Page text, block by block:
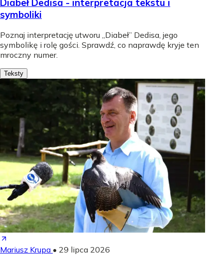
Diabeł Dedisa - interpretacja tekstu i
symboliki
Poznaj interpretację utworu „Diabeł” Dedisa, jego
symbolikę i rolę gości. Sprawdź, co naprawdę kryje ten
mroczny numer.
Teksty
Mariusz Krupa • 29 lipca 2026